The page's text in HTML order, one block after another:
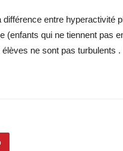
entre hyperactivité
(enfants qui ne tiennent pas
ne sont pas turbulents